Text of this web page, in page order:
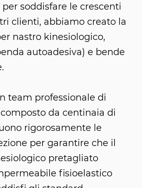
per soddisfare le crescenti
clienti, abbiamo creato la
nastro kinesiologico,
autoadesiva) e bende
team professionale di
da centinaia di
rigorosamente le
per garantire che il
pretagliato
fisioelastico